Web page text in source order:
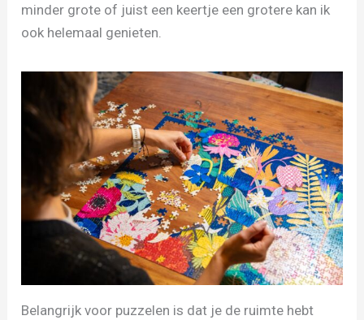
minder grote of juist een keertje een grotere kan ik
ook helemaal genieten.
Belangrijk voor puzzelen is dat je de ruimte hebt